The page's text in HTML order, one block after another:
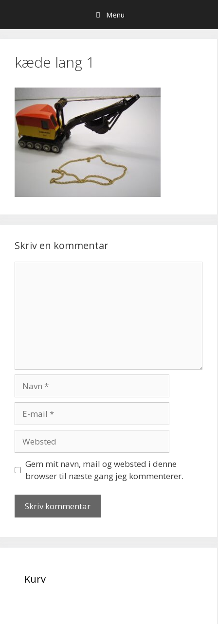
indhold
Menu
kæde lang 1
Skriv en kommentar
mail
Gem mit navn, mail og websted i denne
browser til næste gang jeg kommenterer.
Kurv